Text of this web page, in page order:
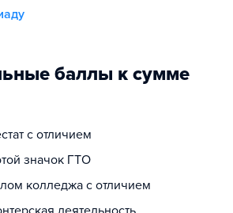
баллы к сумме
с отличием
значок ГТО
колледжа с отличием